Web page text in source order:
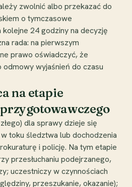
zwolnić albo przekazać do
o tymczasowe
24 godziny na decyzję
rada: na pierwszym
prawo oświadczyć, że
wyjaśnień do czasu
na etapie
dla sprawy dzieje się
toku śledztwa lub dochodzenia
i policję. Na tym etapie
przesłuchaniu podejrzanego,
uczestniczy w czynnościach
przeszukanie, okazanie);